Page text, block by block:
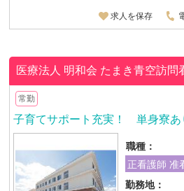
求人を保存
医療法人 明和会 たまき青空訪問
常勤
子育てサポート充実！ 単身寮
職種：
正看護師 准
勤務地：